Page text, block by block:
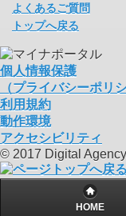
よくあるご質問
トップへ戻る
個人情報保護
（プライバシーポリシ
利用規約
動作環境
アクセシビリティ
© 2017 Digital
HOME